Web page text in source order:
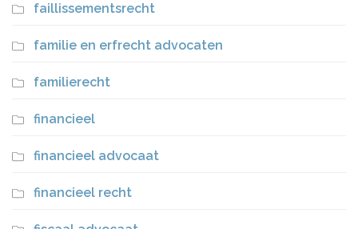
faillissementsrecht
familie en erfrecht advocaten
familierecht
financieel
financieel advocaat
financieel recht